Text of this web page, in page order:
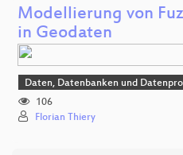
Modellierung von
in Geodaten
Daten, Datenbanken und
106
Florian Thiery